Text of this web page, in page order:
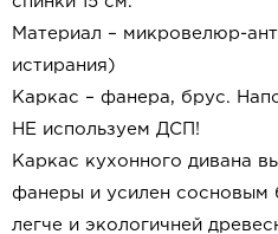
Материал – микровелюр-
истирания)
Каркас – фанера, брус.
НЕ используем ДСП!
Каркас кухонного дивана
фанеры и усилен сосновым
легче и экологичней